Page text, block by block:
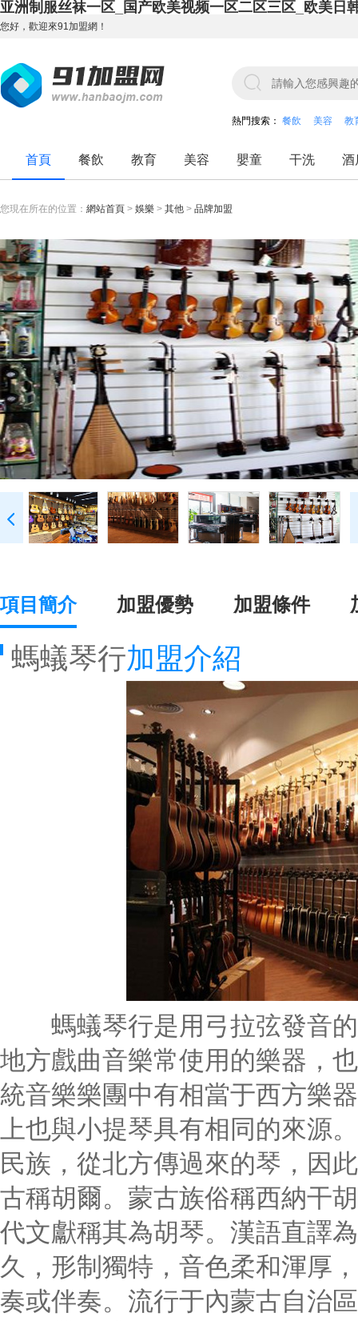
亚洲制服丝袜一区_国产欧美视频一区二区三区_欧美日
您好，歡迎來91加盟網！
熱門搜索： 餐飲 美容 教
首頁 餐飲 教育 美容 嬰童 干洗 酒
您現在所在的位置： 網站首頁 > 娛樂 > 其他 > 品牌加盟
項目簡介 加盟優勢 加盟條件
螞蟻琴行加盟介紹
螞蟻琴行是用弓拉弦發音
地方戲曲音樂常使用的樂器，
統音樂樂團中有相當于西方樂
上也與小提琴具有相同的來源
民族，從北方傳過來的琴，因
古稱胡爾。蒙古族俗稱西納干
代文獻稱其為胡琴。漢語直譯
久，形制獨特，音色柔和渾厚
奏或伴奏。流行于內蒙古自治